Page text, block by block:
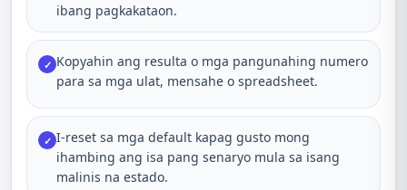
ibang pagkakataon.
✓ Kopyahin ang resulta o mga pangunahing numero
para sa mga ulat, mensahe o spreadsheet.
✓ I-reset sa mga default kapag gusto mong
ihambing ang isa pang senaryo mula sa isang
malinis na estado.